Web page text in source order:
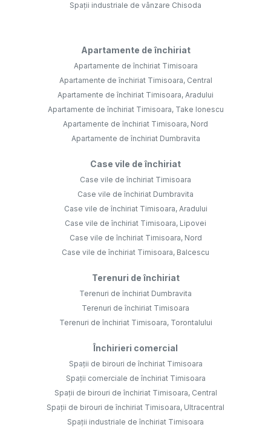
Spații industriale de vânzare Chisoda
Apartamente de închiriat
Apartamente de închiriat Timisoara
Apartamente de închiriat Timisoara, Central
Apartamente de închiriat Timisoara, Aradului
Apartamente de închiriat Timisoara, Take Ionescu
Apartamente de închiriat Timisoara, Nord
Apartamente de închiriat Dumbravita
Case vile de închiriat
Case vile de închiriat Timisoara
Case vile de închiriat Dumbravita
Case vile de închiriat Timisoara, Aradului
Case vile de închiriat Timisoara, Lipovei
Case vile de închiriat Timisoara, Nord
Case vile de închiriat Timisoara, Balcescu
Terenuri de închiriat
Terenuri de închiriat Dumbravita
Terenuri de închiriat Timisoara
Terenuri de închiriat Timisoara, Torontalului
Închirieri comercial
Spații de birouri de închiriat Timisoara
Spații comerciale de închiriat Timisoara
Spații de birouri de închiriat Timisoara, Central
Spații de birouri de închiriat Timisoara, Ultracentral
Spații industriale de închiriat Timisoara